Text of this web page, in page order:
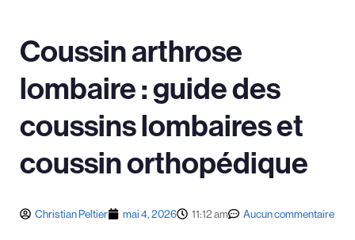
Coussin arthrose
lombaire : guide des
coussins lombaires et
coussin orthopédique
Christian Peltier mai 4, 2026 11:12 am Aucun commentaire